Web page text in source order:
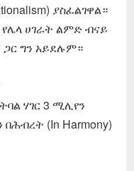
ያስፈልገዋል።
ሀገራት ልምድ ብናይ
ግን አይደሉም።
ሃገር 3 ሚሊየን
(In Harmony)